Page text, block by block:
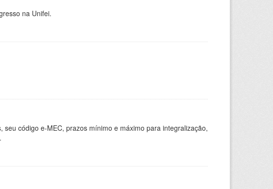
na Unifei.
código e-MEC, prazos mínimo e máximo para integralização,